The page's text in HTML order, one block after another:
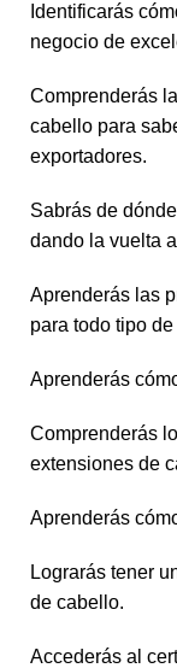
Identificarás
negocio de
Comprenderás
cabello para
exportadores.
Sabrás de
dando la vuelta
Aprenderás las
para todo tipo
Aprenderás
Comprenderás
extensiones de
Aprenderás
Lograrás tener
de cabello.
Accederás al